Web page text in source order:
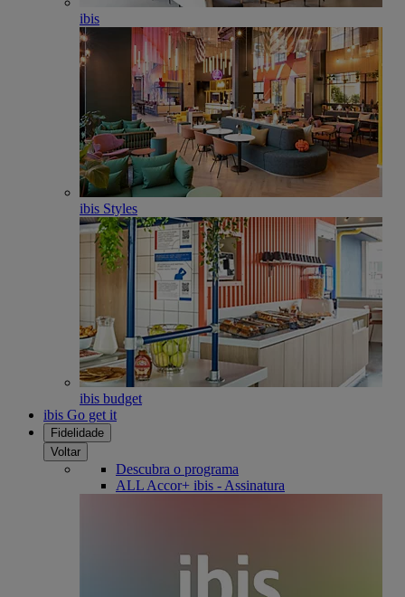
ibis
ibis Styles
ibis budget
ibis Go get it
Fidelidade
Voltar
Descubra o programa
ALL Accor+ ibis - Assinatura